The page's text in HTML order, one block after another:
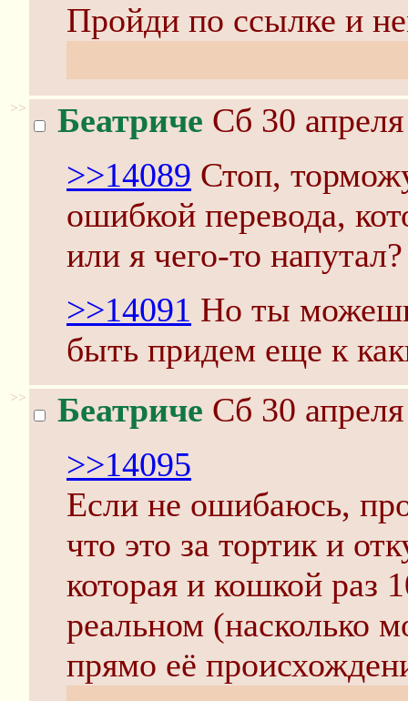
Пройди по ссылке и
>> Беатриче Сб 30
>>14089 Стоп,
ошибкой перевода,
или я чего-то напутал?
>>14091 Но ты
быть придем еще к
>> Беатриче Сб 30
>>14095
Если не ошибаюсь,
что это за тортик и
которая и кошкой раз
реальном (насколько
прямо её